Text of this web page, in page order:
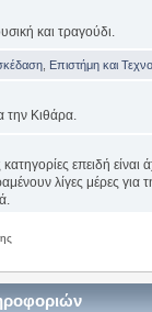
και τραγούδι.
Επιστήμη και
την Κιθάρα.
επειδή είναι
λίγες μέρες για